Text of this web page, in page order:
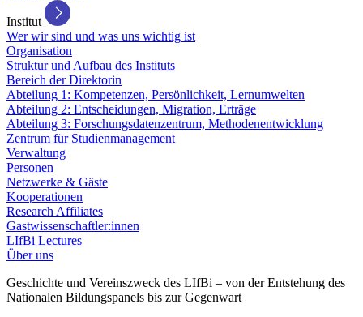
Institut
Wer wir sind und was uns wichtig ist
Organisation
Struktur und Aufbau des Instituts
Bereich der Direktorin
Abteilung 1: Kompetenzen, Persönlichkeit, Lernumwelten
Abteilung 2: Entscheidungen, Migration, Erträge
Abteilung 3: Forschungsdatenzentrum, Methodenentwicklung
Zentrum für Studienmanagement
Verwaltung
Personen
Netzwerke & Gäste
Kooperationen
Research Affiliates
Gastwissenschaftler:innen
LIfBi Lectures
Über uns
Geschichte und Vereinszweck des LIfBi – von der Entstehung des
Nationalen Bildungspanels bis zur Gegenwart